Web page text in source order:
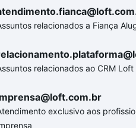
relacionados a Fiança
relacionados ao CRM Loft
exclusivo aos